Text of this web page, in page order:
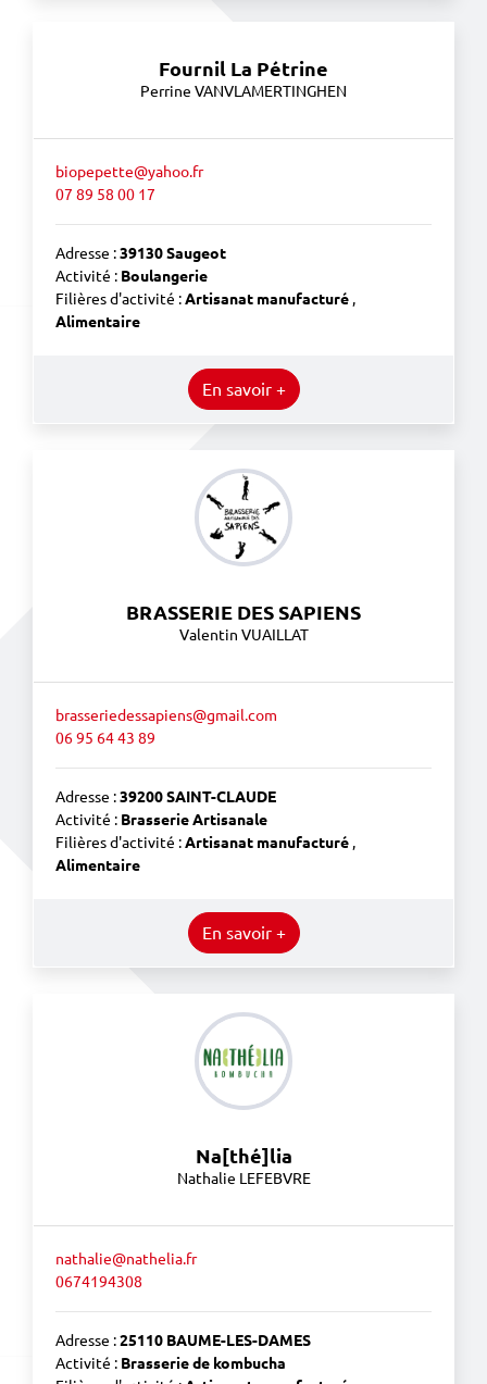
Fournil La Pétrine
Perrine VANVLAMERTINGHEN
biopepette@yahoo.fr
07 89 58 00 17
Adresse :39130 Saugeot
Activité : Boulangerie
Filières d'activité :Artisanat manufacturé ,
Alimentaire
En savoir +
BRASSERIE DES SAPIENS
Valentin VUAILLAT
brasseriedessapiens@gmail.com
06 95 64 43 89
Adresse :39200 SAINT-CLAUDE
Activité : Brasserie Artisanale
Filières d'activité :Artisanat manufacturé ,
Alimentaire
En savoir +
Na[thé]lia
Nathalie LEFEBVRE
nathalie@nathelia.fr
0674194308
Adresse :25110 BAUME-LES-DAMES
Activité : Brasserie de kombucha